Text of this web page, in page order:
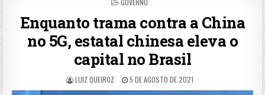
GOVERNO
Enquanto trama contra a China
no 5G, estatal chinesa eleva o
capital no Brasil
LUIZ QUEIROZ 5 DE AGOSTO DE 2021